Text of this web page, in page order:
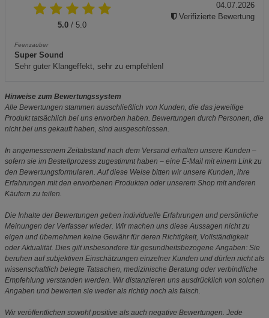
5.0 / 5.0
Feenzauber
Super Sound
Sehr guter Klangeffekt, sehr zu empfehlen!
04.07.2026
Verifizierte Bewertung
Hinweise zum Bewertungssystem
Alle Bewertungen stammen ausschließlich von Kunden, die das jeweilige
Produkt tatsächlich bei uns erworben haben. Bewertungen durch Personen, die
nicht bei uns gekauft haben, sind ausgeschlossen.
In angemessenem Zeitabstand nach dem Versand erhalten unsere Kunden –
sofern sie im Bestellprozess zugestimmt haben – eine E-Mail mit einem Link zu
den Bewertungsformularen. Auf diese Weise bitten wir unsere Kunden, ihre
Erfahrungen mit den erworbenen Produkten oder unserem Shop mit anderen
Käufern zu teilen.
Die Inhalte der Bewertungen geben individuelle Erfahrungen und persönliche
Meinungen der Verfasser wieder. Wir machen uns diese Aussagen nicht zu
eigen und übernehmen keine Gewähr für deren Richtigkeit, Vollständigkeit
oder Aktualität. Dies gilt insbesondere für gesundheitsbezogene Angaben: Sie
beruhen auf subjektiven Einschätzungen einzelner Kunden und dürfen nicht als
wissenschaftlich belegte Tatsachen, medizinische Beratung oder verbindliche
Empfehlung verstanden werden. Wir distanzieren uns ausdrücklich von solchen
Angaben und bewerten sie weder als richtig noch als falsch.
Wir veröffentlichen sowohl positive als auch negative Bewertungen. Jede